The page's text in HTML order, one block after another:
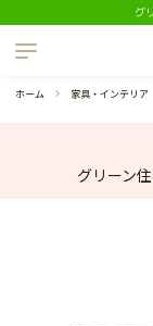
グ
制度について
よくあるご質問
ホーム 家具・インテリア
グリーン